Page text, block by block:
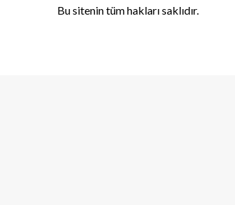
Bu sitenin tüm hakları saklıdır.